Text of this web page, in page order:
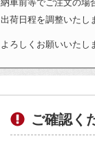
納車前等でご注文の場
出荷日程を調整いたし
よろしくお願いいたし
ご確認く